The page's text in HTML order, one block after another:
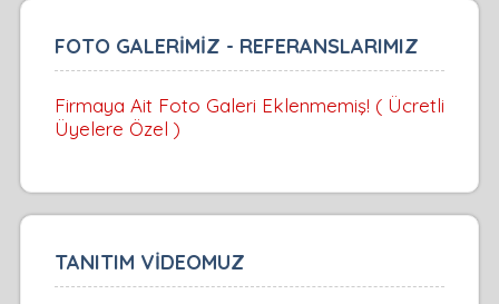
FOTO GALERİMİZ - REFERANSLARIMIZ
Firmaya Ait Foto Galeri Eklenmemiş! ( Ücretli
Üyelere Özel )
TANITIM VİDEOMUZ